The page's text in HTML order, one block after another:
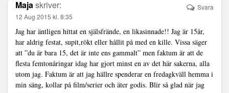
Majaskriver:
12 Aug 2015 kl. 8:35
Jag har äntligen hittat en själsfrände, en likasinnade!! Jag är 15år,
har aldrig festat, supit,rökt eller hållit på med en kille. Vissa säger
att ”du är bara 15, det är inte ens gammalt” men faktum är att de
flesta femtonåringar idag har gjort minst en av det här sakerna, alla
utom jag. Faktum är att jag hällre spenderar en fredagkväll hemma i
min säng, kollar på film/serier och äter godis. Blir så glad när jag
Svara